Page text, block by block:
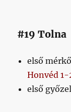
#19 Tolna
első
Honvéd 1-
első